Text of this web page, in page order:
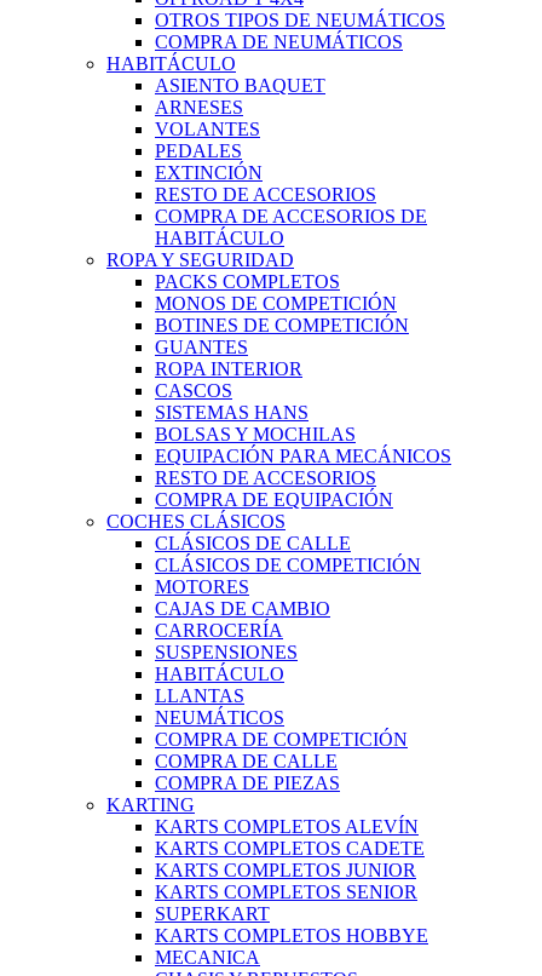
OTROS TIPOS DE NEUMÁTICOS
COMPRA DE NEUMÁTICOS
HABITÁCULO
ASIENTO BAQUET
ARNESES
VOLANTES
PEDALES
EXTINCIÓN
RESTO DE ACCESORIOS
COMPRA DE ACCESORIOS DE
HABITÁCULO
ROPA Y SEGURIDAD
PACKS COMPLETOS
MONOS DE COMPETICIÓN
BOTINES DE COMPETICIÓN
GUANTES
ROPA INTERIOR
CASCOS
SISTEMAS HANS
BOLSAS Y MOCHILAS
EQUIPACIÓN PARA MECÁNICOS
RESTO DE ACCESORIOS
COMPRA DE EQUIPACIÓN
COCHES CLÁSICOS
CLÁSICOS DE CALLE
CLÁSICOS DE COMPETICIÓN
MOTORES
CAJAS DE CAMBIO
CARROCERÍA
SUSPENSIONES
HABITÁCULO
LLANTAS
NEUMÁTICOS
COMPRA DE COMPETICIÓN
COMPRA DE CALLE
COMPRA DE PIEZAS
KARTING
KARTS COMPLETOS ALEVÍN
KARTS COMPLETOS CADETE
KARTS COMPLETOS JUNIOR
KARTS COMPLETOS SENIOR
SUPERKART
KARTS COMPLETOS HOBBYE
MECANICA